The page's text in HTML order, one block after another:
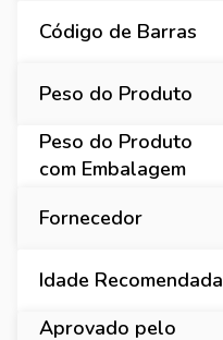
Código de Barras
Peso do Produto
Peso do Produto
com Embalagem
Fornecedor
Idade Recomendada
Aprovado pelo